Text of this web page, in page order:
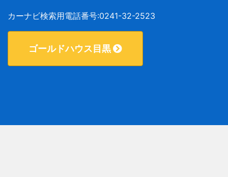
カーナビ検索用電話番号:0241-32-2523
ゴールドハウス目黒